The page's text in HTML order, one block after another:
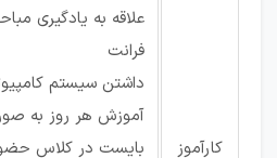
کارآموز
علاقه به یادگیری
فرانت
داشتن سیستم
آموزش هر روز به
بایست در کلاس